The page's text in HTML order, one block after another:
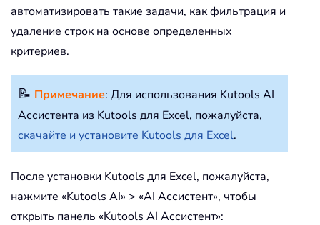
автоматизировать такие задачи, как фильтрация и
удаление строк на основе определенных
критериев.
📝 Примечание: Для использования Kutools AI
Ассистента из Kutools для Excel, пожалуйста,
скачайте и установите Kutools для Excel.
После установки Kutools для Excel, пожалуйста,
нажмите «Kutools AI» > «AI Ассистент», чтобы
открыть панель «Kutools AI Ассистент»: